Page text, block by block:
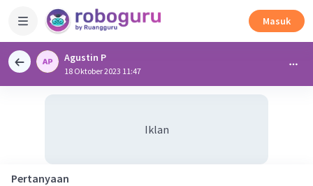
Masuk
Agustin P
18 Oktober 2023 11:47
Iklan
Pertanyaan